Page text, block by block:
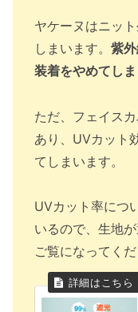
ヤケーヌはニッ
しまいます。 紫
装着をやめてしま
ただ、フェイス
あり、UVカット
てしまいます。
UVカット率につ
いるので、生地
ご覧になってくだ